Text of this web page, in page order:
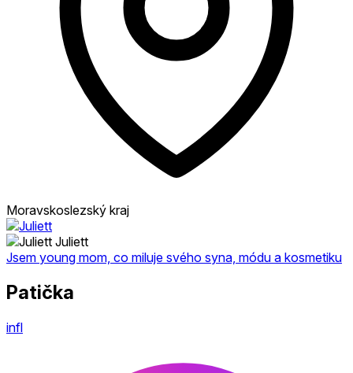
Moravskoslezský kraj
Juliett
Jsem young mom, co miluje svého syna, módu a kosmetiku
Patička
infl